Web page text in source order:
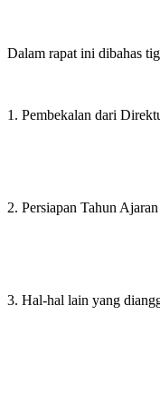
Dalam rapat ini dibahas
1. Pembekalan dari
2. Persiapan Tahun
3. Hal-hal lain yang